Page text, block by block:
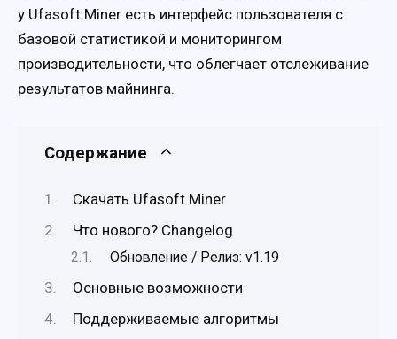
у Ufasoft Miner есть интерфейс пользователя с
базовой статистикой и мониторингом
производительности, что облегчает отслеживание
результатов майнинга.
Содержание
Скачать Ufasoft Miner
Что нового? Changelog
Обновление / Релиз: v1.19
Основные возможности
Поддерживаемые алгоритмы